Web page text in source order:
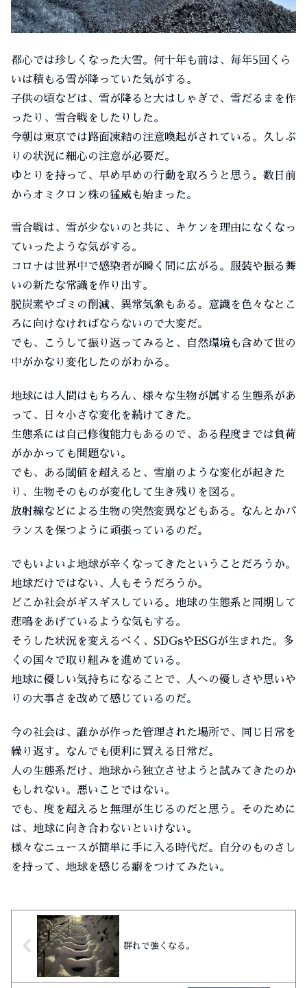
都心では珍しくなった大雪。何十年も前は、毎年5回くら
いは積もる雪が降っていた気がする。
子供の頃などは、雪が降ると大はしゃぎで、雪だるまを作
ったり、雪合戦をしたりした。
今朝は東京では路面凍結の注意喚起がされている。久しぶ
りの状況に細心の注意が必要だ。
ゆとりを持って、早め早めの行動を取ろうと思う。数日前
からオミクロン株の猛威も始まった。
雪合戦は、雪が少ないのと共に、キケンを理由になくなっ
ていったような気がする。
コロナは世界中で感染者が瞬く間に広がる。服装や振る舞
いの新たな常識を作り出す。
脱炭素やゴミの削減、異常気象もある。意識を色々なとこ
ろに向けなければならないので大変だ。
でも、こうして振り返ってみると、自然環境も含めて世の
中がかなり変化したのがわかる。
地球には人間はもちろん、様々な生物が属する生態系があ
って、日々小さな変化を続けてきた。
生態系には自己修復能力もあるので、ある程度までは負荷
がかかっても問題ない。
でも、ある閾値を超えると、雪崩のような変化が起きた
り、生物そのものが変化して生き残りを図る。
放射線などによる生物の突然変異などもある。なんとかバ
ランスを保つように頑張っているのだ。
でもいよいよ地球が辛くなってきたということだろうか。
地球だけではない、人もそうだろうか。
どこか社会がギスギスしている。地球の生態系と同期して
悲鳴をあげているような気もする。
そうした状況を変えるべく、SDGsやESGが生まれた。多
くの国々で取り組みを進めている。
地球に優しい気持ちになることで、人への優しさや思いや
りの大事さを改めて感じているのだ。
今の社会は、誰かが作った管理された場所で、同じ日常を
繰り返す。なんでも便利に買える日常だ。
人の生態系だけ、地球から独立させようと試みてきたのか
もしれない。悪いことではない。
でも、度を超えると無理が生じるのだと思う。そのために
は、地球に向き合わないといけない。
様々なニュースが簡単に手に入る時代だ。自分のものさし
を持って、地球を感じる癖をつけてみたい。
群れで強くなる。